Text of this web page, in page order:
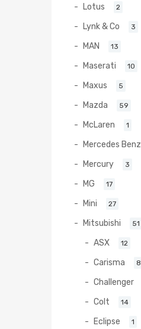
Lotus 2
Lynk & Co 3
MAN 13
Maserati 10
Maxus 5
Mazda 59
McLaren 1
Mercedes Benz
Mercury 3
MG 17
Mini 27
Mitsubishi 51
ASX 12
Carisma 8
Challenger
Colt 14
Eclipse 1